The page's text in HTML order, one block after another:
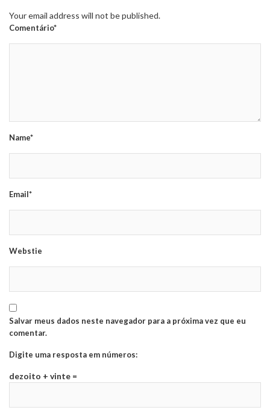
Your email address will not be published.
Comentário*
Name*
Email*
Webstie
Salvar meus dados neste navegador para a próxima vez que eu
comentar.
Digite uma resposta em números:
dezoito + vinte =